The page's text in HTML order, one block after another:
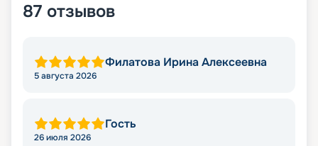
87 отзывов
Филатова Ирина Алексеевна
5 августа 2026
Гость
26 июля 2026